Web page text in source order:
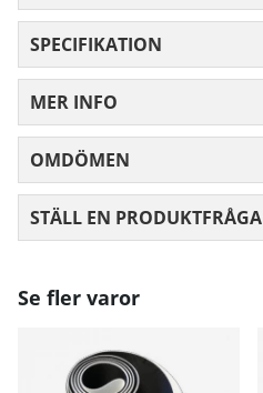
SPECIFIKATION
MER INFO
OMDÖMEN
STÄLL EN PRODUKTFRÅGA
Se fler varor